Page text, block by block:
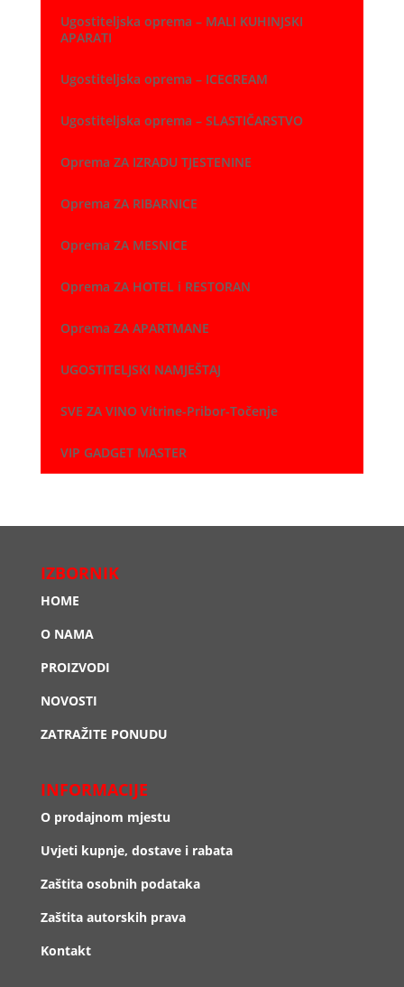
Ugostiteljska oprema – MALI KUHINJSKI
APARATI
Ugostiteljska oprema – ICECREAM
Ugostiteljska oprema – SLASTIČARSTVO
Oprema ZA IZRADU TJESTENINE
Oprema ZA RIBARNICE
Oprema ZA MESNICE
Oprema ZA HOTEL i RESTORAN
Oprema ZA APARTMANE
UGOSTITELJSKI NAMJEŠTAJ
SVE ZA VINO Vitrine-Pribor-Točenje
VIP GADGET MASTER
IZBORNIK
HOME
O NAMA
PROIZVODI
NOVOSTI
ZATRAŽITE PONUDU
INFORMACIJE
O prodajnom mjestu
Uvjeti kupnje, dostave i rabata
Zaštita osobnih podataka
Zaštita autorskih prava
Kontakt